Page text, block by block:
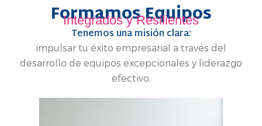
Formamos Equipos
Integrados y Resilientes
Tenemos una misión clara:
impulsar tu éxito empresarial a través del
desarrollo de equipos excepcionales y liderazgo
efectivo.